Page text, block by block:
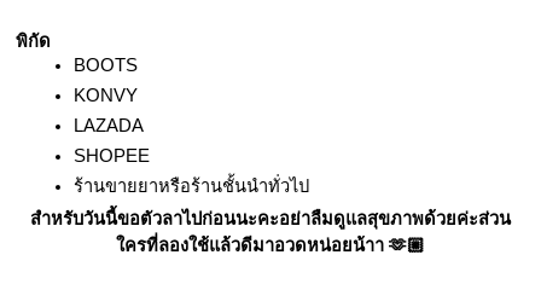
พิกัด
BOOTS
KONVY
LAZADA
SHOPEE
ร้านขายยาหรือร้านชั้นนำทั่วไป
สำหรับวันนี้ขอตัวลาไปก่อนนะคะอย่าลืมดูแลสุขภาพด้วยค่ะส่วน
ใครที่ลองใช้แล้วดีมาอวดหน่อยน้าา 🫶🏼